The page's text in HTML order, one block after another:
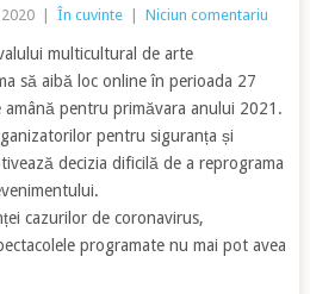
În cuvinte Niciun comentariu
multicultural de arte
să aibă loc online în perioada 27
amână pentru primăvara anului 2021.
pentru siguranța și
decizia dificilă de a reprograma
cazurilor de coronavirus,
programate nu mai pot avea